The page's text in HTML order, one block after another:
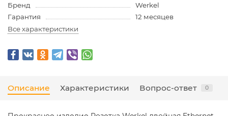
Бренд
Werkel
Гарантия
12 месяцев
Все характеристики
Описание Характеристики Вопрос-ответ 0